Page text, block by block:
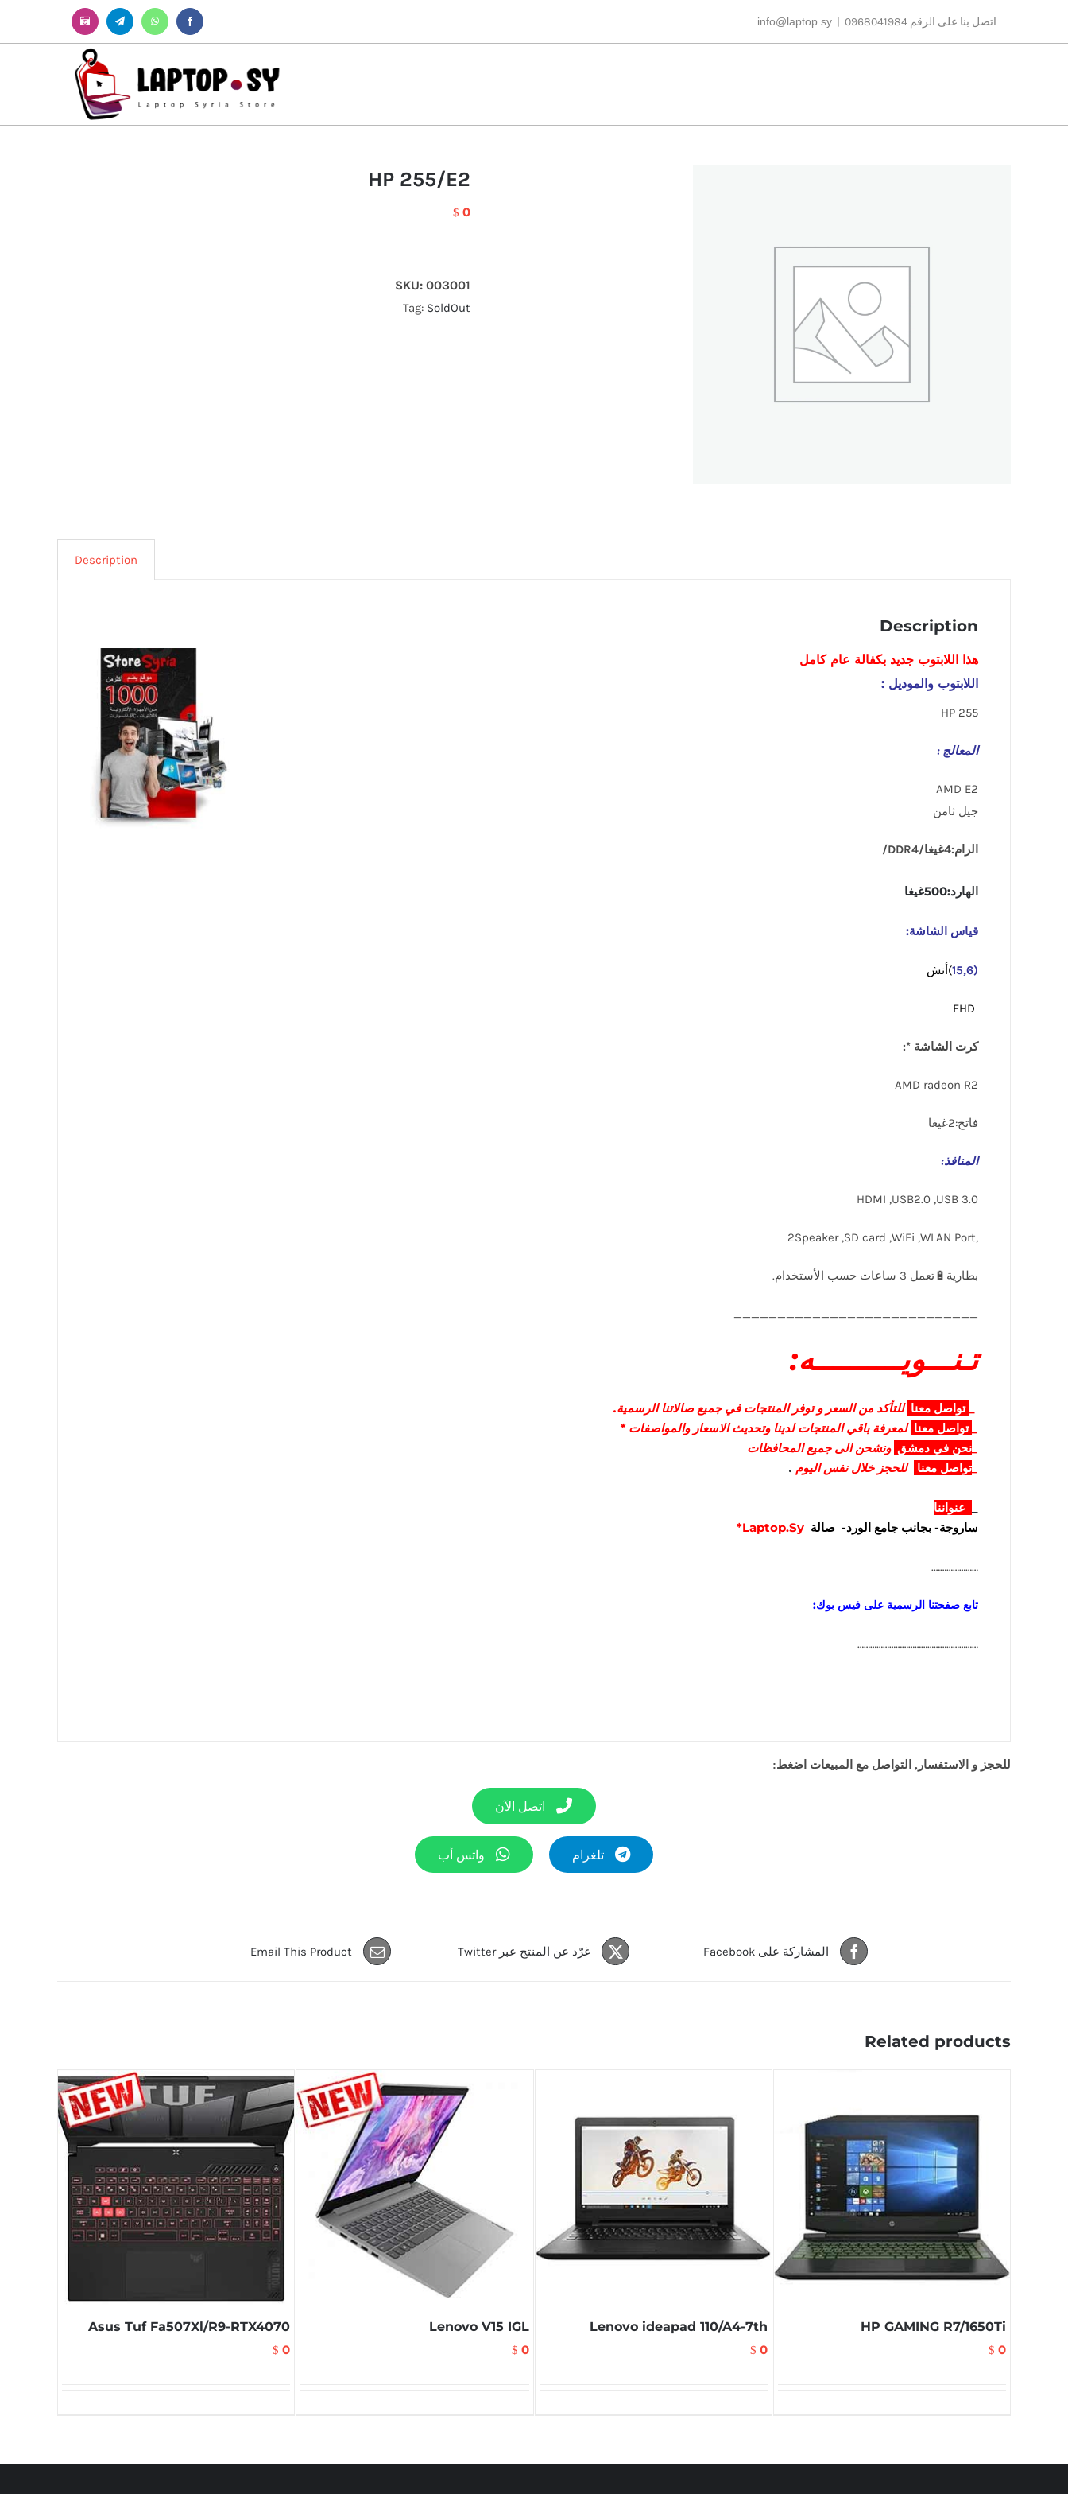
اتصل بنا على الرقم 0968041984 |
info@laptop.sy
Facebook
WhatsApp
Telegram
Instagram
HP 255/E2
$ 0
SKU: 003001
Tag: SoldOut
Description
Description
هذا اللابتوب جديد بكفالة عام كامل
اللابتوب والموديل :
HP 255
المعالج :
AMD E2
جيل ثامن
الرام:4غيغا/DDR4/
الهارد:500غيغا
قياس الشاشة:
(15,6 )أنش
كرت الشاشة *:
AMD radeon R2
فاتح:2غيغا
المنافذ:
HDMI ,USB2.0 ,USB 3.0
,2Speaker ,SD card ,WiFi ,WLAN Port
____________________________
تـنـــويــــــــــه:
تواصل معنا للتأكد من السعر و توفر المنتجات في جميع صالاتنا الرسمية.
تواصل معنا لمعرفة باقي المنتجات لدينا وتحديث الاسعار والمواصفات *
نحن في دمشق ونشحن الى جميع المحافظات
تواصل معنا للحجز خلال نفس اليوم .
عنواننا
ساروجة- بجانب جامع الورد- صالة
………………….
تابع صفحتنا الرسمية على فيس بوك:
…………………………………………………
للحجز و الاستفسار, التواصل مع المبيعات اضغط:
اتصل الآن
تلغرام واتس أب
المشاركة على Facebook غرّد عن المنتج عبر Twitter Email This Product
Related products
HP GAMING R7/1650Ti
$ 0
Lenovo ideapad 110/A4-7th
$ 0
Lenovo V15 IGL
$ 0
Asus Tuf Fa507Xl/R9-RTX4070
$ 0